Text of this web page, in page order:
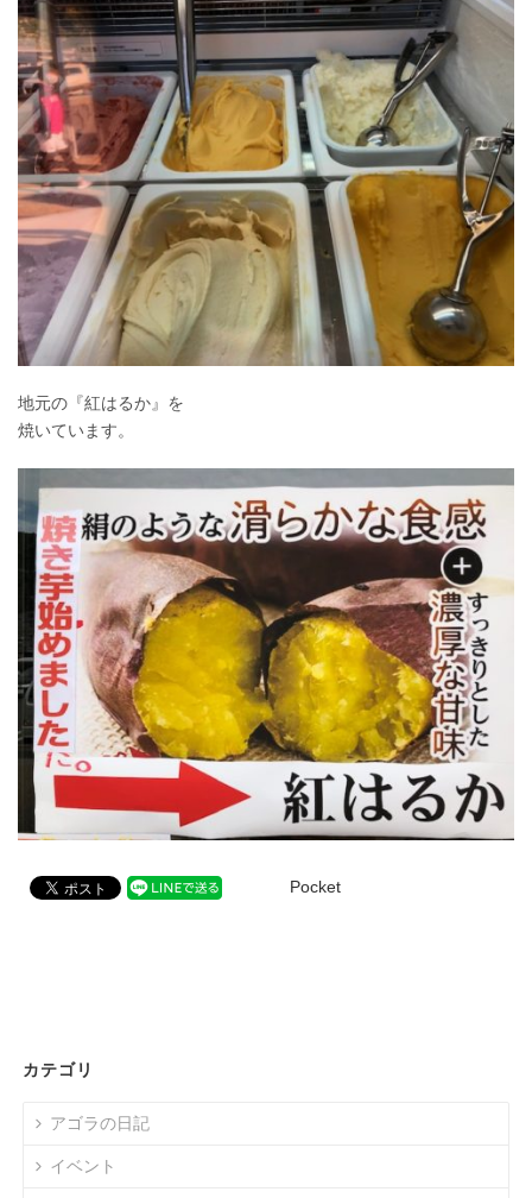
地元の『紅はるか』を
焼いています。
Pocket
カテゴリ
アゴラの日記
イベント